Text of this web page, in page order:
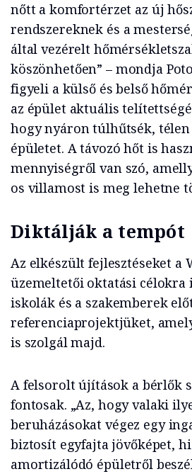
nőtt a komfortérzet az új
rendszereknek és a
által vezérelt
köszönhetően” – mondja
figyeli a külső és belső
az épület aktuális
hogy nyáron túlhűtsék,
épületet. A távozó hőt is
mennyiségről van szó,
os villamost is meg lehetne
Diktálják a tempót
Az elkészült fejlesztéseket a
üzemeltetői oktatási célokra
iskolák és a szakemberek
referenciaprojektjüket,
is szolgál majd.
A felsorolt újítások a bérlők
fontosak. „Az, hogy valaki
beruházásokat végez egy
biztosít egyfajta jövőképet,
amortizálódó épületről